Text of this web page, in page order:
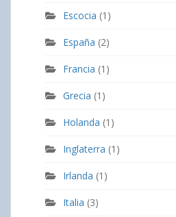
Escocia (1)
España (2)
Francia (1)
Grecia (1)
Holanda (1)
Inglaterra (1)
Irlanda (1)
Italia (3)